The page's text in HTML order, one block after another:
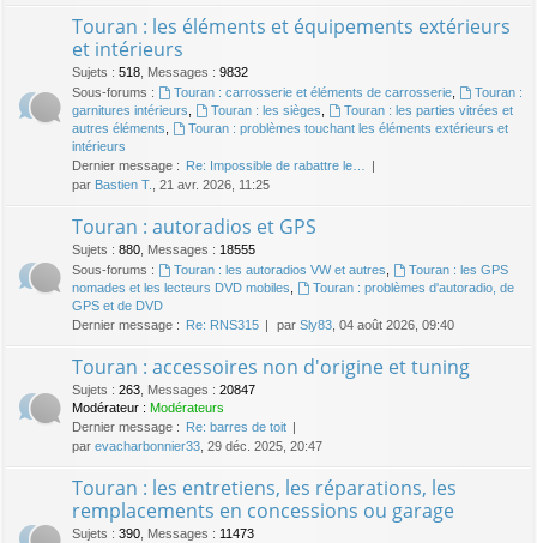
Touran : les éléments et équipements extérieurs
et intérieurs
Sujets : 518 Messages : 9832
Sous-forums :
Touran : carrosserie et éléments de carrosserie,
Touran :
garnitures intérieurs
Touran : les sièges
Touran : les parties vitrées et
autres éléments
Touran : problèmes touchant les éléments extérieurs et
intérieurs
Dernier message :
Re: Impossible de rabattre le…
par Bastien T. , 21 avr. 2026, 11:25
Touran : autoradios et GPS
Sujets : 880 Messages : 18555
Sous-forums :
Touran : les autoradios VW et autres
Touran : les GPS
nomades et les lecteurs DVD mobiles
Touran : problèmes d'autoradio, de
GPS et de DVD
Dernier message :
Re: RNS315 par Sly83 , 04 août 2026, 09:40
Touran : accessoires non d'origine et tuning
Sujets : 263 Messages : 20847
Modérateur : Modérateurs
Dernier message :
Re: barres de toit
par evacharbonnier33 , 29 déc. 2025, 20:47
Touran : les entretiens, les réparations, les
remplacements en concessions ou garage
Sujets : 390 Messages : 11473